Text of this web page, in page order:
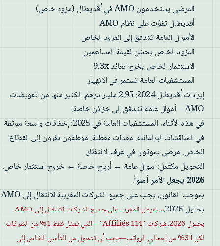
المرضى يستخدمون AMO في أقديطال (مزود خاص)
أقديطال تفوّت على نظام AMO
الأموال العامة تتدفق إلى المزود الخاص
المزود الخاص يحسّن لقيمة المساهمين
الاستثمار الخاص يخرج بعائد 9.3x
المستشفيات العامة تستمر في الانهيار
إيرادات أقديطال 2024: 2.95 مليار درهم. الكثير منها من تعويضات
AMO—أموال عامة تتدفق إلى خزائن خاصة.
في هذه الأثناء، المستشفيات العامة في 2025: إخفاقات واسعة موثقة
في المناقشات البرلمانية. معدات معطلة. موظفون يفرون إلى القطاع
الخاص. مرضى يموتون في غرف الانتظار.
التحويل مكتمل: أموال عامة ← أرباح خاصة ← خروج استثمار خاص.
2026 يجعل الأمر أسوأ
.
بموجب القانون، يجب على جميع الشركات المغربية الانتقال إلى AMO
بحلول 2026.
سيفرض المغرب على جميع الشركات الانتقال إلى AMO
بحلول 2026. شركات "Affiliés 114"—التي تمثل فقط 1% من الشركات
لكن 31% من إجمالي الرواتب—يجب أن تتحول من التأمين الخاص إلى